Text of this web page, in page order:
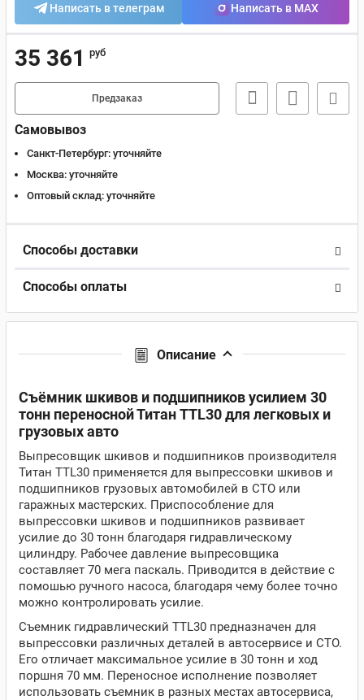
Написать в телеграм Написать в MAX
35 361 руб
Предзаказ
Самовывоз
Санкт-Петербург: уточняйте
Москва: уточняйте
Оптовый склад: уточняйте
Способы доставки
Способы оплаты
Описание
Съёмник шкивов и подшипников усилием 30
тонн переносной Титан TTL30 для легковых и
грузовых авто
Выпресовщик шкивов и подшипников производителя
Титан TTL30 применяется для выпрессовки шкивов и
подшипников грузовых автомобилей в СТО или
гаражных мастерских. Приспособление для
выпрессовки шкивов и подшипников развивает
усилие до 30 тонн благодаря гидравлическому
цилиндру. Рабочее давление выпресовщика
составляет 70 мега паскаль. Приводится в действие с
помошью ручного насоса, благодаря чему более точно
можно контролировать усилие.
Съемник гидравлический TTL30 предназначен для
выпрессовки различных деталей в автосервисе и СТО.
Его отличает максимальное усилие в 30 тонн и ход
поршня 70 мм. Переносное исполнение позволяет
использовать съемник в разных местах автосервиса,